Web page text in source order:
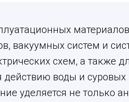
вакуумных систем и
схем, а также
действию воды и суровых
уделяется не только